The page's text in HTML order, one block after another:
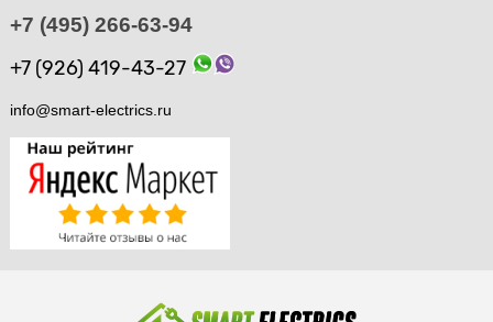
+7 (495) 266-63-94
+7 (926) 419-43-27
info@smart-electrics.ru